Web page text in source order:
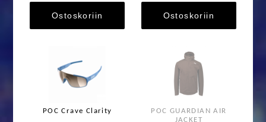
Ostoskoriin Ostoskoriin
POC Crave Clarity
POC GUARDIAN AIR
JACKET